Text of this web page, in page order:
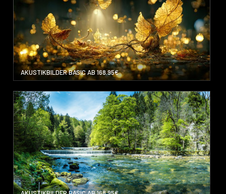
AKUSTIKBILDER BASIC AB 168.95€